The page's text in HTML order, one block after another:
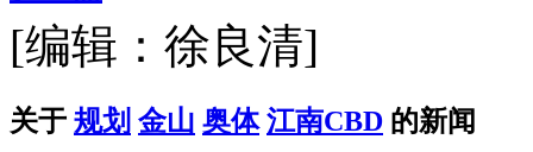
[编辑：徐良清]
关于 规划 金山 奥体 江南CBD 的新闻